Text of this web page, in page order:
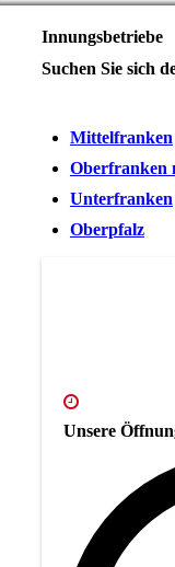
Innungsbetriebe
Suchen Sie sich
Mittelfranken
Oberfranken
Unterfranken
Oberpfalz
Unsere